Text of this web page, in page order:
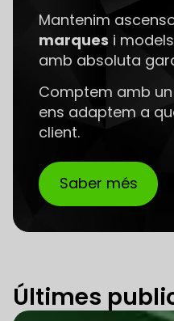
Mantenim
marques i
amb absoluta
Comptem amb un
ens adaptem a
client.
Saber més
Últimes